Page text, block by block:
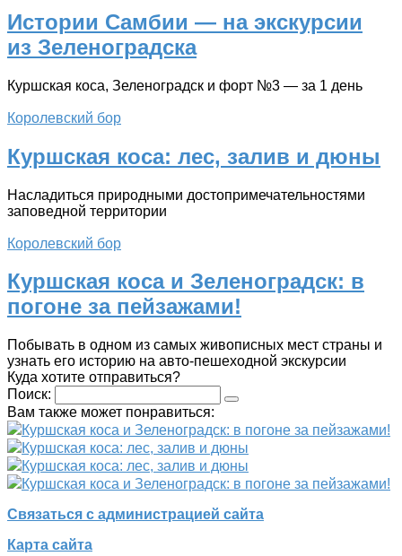
Истории Самбии — на экскурсии
из Зеленоградска
Куршская коса, Зеленоградск и форт №3 — за 1 день
Королевский бор
Куршская коса: лес, залив и дюны
Насладиться природными достопримечательностями
заповедной территории
Королевский бор
Куршская коса и Зеленоградск: в
погоне за пейзажами!
Побывать в одном из самых живописных мест страны и
узнать его историю на авто-пешеходной экскурсии
Куда хотите отправиться?
Поиск:
Вам также может понравиться:
Куршская коса и Зеленоградск: в погоне за пейзажами!
Куршская коса: лес, залив и дюны
Куршская коса: лес, залив и дюны
Куршская коса и Зеленоградск: в погоне за пейзажами!
Связаться с администрацией сайта
Карта сайта